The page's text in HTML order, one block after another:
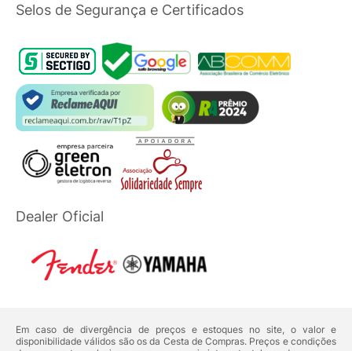
Selos de Segurança e Certificados
Dealer Oficial
Em caso de divergência de preços e estoques no site, o valor e
disponibilidade válidos são os da Cesta de Compras. Preços e condições